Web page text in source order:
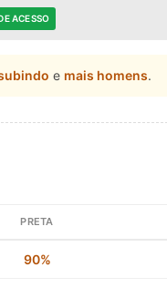
ACESSO
e mais homens.
PRETA
90%